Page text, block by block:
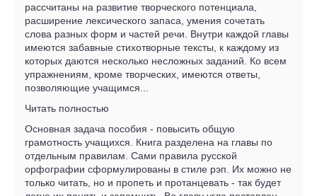
рассчитаны на развитие творческого потенциала,
расширение лексического запаса, умения сочетать
слова разных форм и частей речи. Внутри каждой главы
имеются забавные стихотворные тексты, к каждому из
которых даются несколько несложных заданий. Ко всем
упражнениям, кроме творческих, имеются ответы,
позволяющие учащимся...
Читать полностью
Основная задача пособия - повысить общую
грамотность учащихся. Книга разделена на главы по
отдельным правилам. Сами правила русской
орфографии сформулированы в стиле рэп. Их можно не
только читать, но и пропеть и протанцевать - так будет